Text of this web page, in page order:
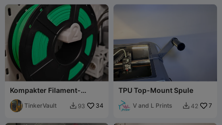
Kompakter Filament-
Spulenhalter für IKEA
Skadis mit Lagern
TinkerVault  93 34
TPU Top-Mount Spule
V and L Prints  42 7